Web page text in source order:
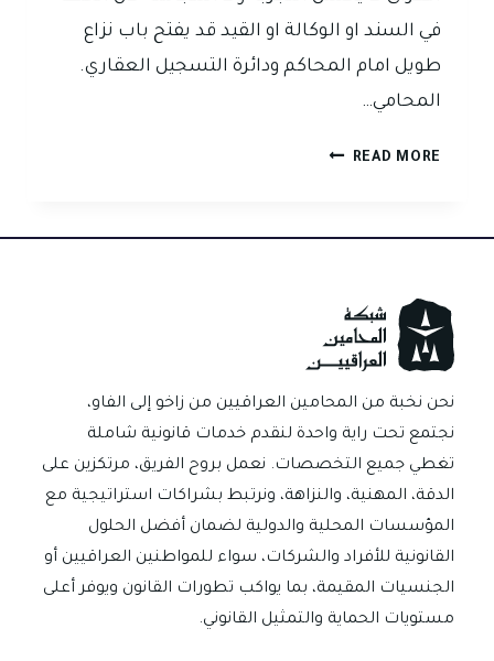
في السند او الوكالة او القيد قد يفتح باب نزاع
طويل امام المحاكم ودائرة التسجيل العقاري.
المحامي…
READ MORE كيف
لمعاملة
عقاري
في
العراق؟
نحن نخبة من المحامين العراقيين من زاخو إلى الفاو،
نجتمع تحت راية واحدة لنقدم خدمات قانونية شاملة
تغطي جميع التخصصات. نعمل بروح الفريق، مرتكزين على
الدقة، المهنية، والنزاهة، ونرتبط بشراكات استراتيجية مع
المؤسسات المحلية والدولية لضمان أفضل الحلول
القانونية للأفراد والشركات، سواء للمواطنين العراقيين أو
الجنسيات المقيمة، بما يواكب تطورات القانون ويوفر أعلى
مستويات الحماية والتمثيل القانوني.